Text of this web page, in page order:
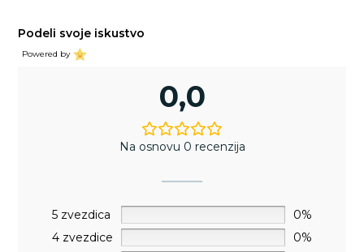
Podeli svoje iskustvo
Powered by
0,0
Na osnovu 0 recenzija
5 zvezdica
0%
4 zvezdice
0%